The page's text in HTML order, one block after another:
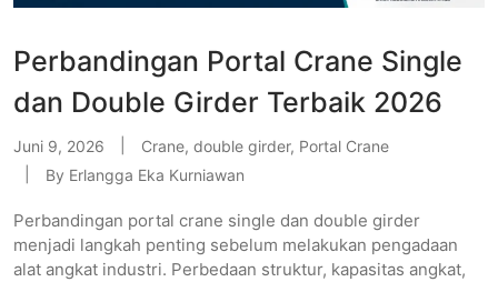
Perbandingan Portal Crane Single
dan Double Girder Terbaik 2026
Juni 9, 2026 Crane, double girder, Portal Crane
By Erlangga Eka Kurniawan
Perbandingan portal crane single dan double girder
menjadi langkah penting sebelum melakukan pengadaan
alat angkat industri. Perbedaan struktur, kapasitas angkat,